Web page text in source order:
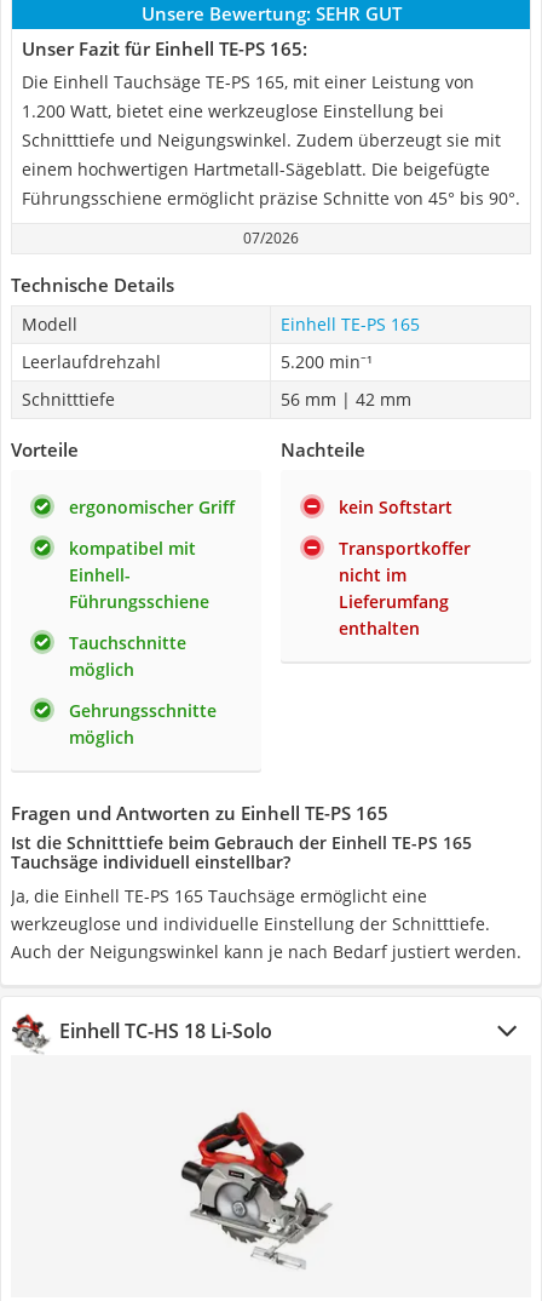
Unsere Bewertung: SEHR GUT
Unser Fazit für Einhell TE-PS 165:
Die Einhell Tauchsäge TE-PS 165, mit einer Leistung von
1.200 Watt, bietet eine werkzeuglose Einstellung bei
Schnitttiefe und Neigungswinkel. Zudem überzeugt sie mit
einem hochwertigen Hartmetall-Sägeblatt. Die beigefügte
Führungsschiene ermöglicht präzise Schnitte von 45° bis 90°.
07/2026
Technische Details
Modell
Einhell TE-PS 165
Leerlaufdrehzahl
5.200 min⁻¹
Schnitttiefe
56 mm | 42 mm
Vorteile
ergonomischer Griff
kompatibel mit
Einhell-
Führungsschiene
Tauchschnitte
möglich
Gehrungsschnitte
möglich
Nachteile
kein Softstart
Transportkoffer
nicht im
Lieferumfang
enthalten
Fragen und Antworten zu Einhell TE-PS 165
Ist die Schnitttiefe beim Gebrauch der Einhell TE-PS 165
Tauchsäge individuell einstellbar?
Ja, die Einhell TE-PS 165 Tauchsäge ermöglicht eine
werkzeuglose und individuelle Einstellung der Schnitttiefe.
Auch der Neigungswinkel kann je nach Bedarf justiert werden.
Einhell TC-HS 18 Li-Solo